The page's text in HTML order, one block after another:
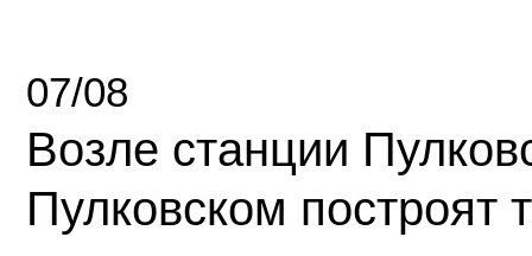
07/08
Возле станции
Пулковском построят